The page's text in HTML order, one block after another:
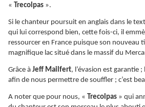
« Trecolpas ».
Si le chanteur poursuit en anglais dans le
qui lui correspond bien, cette fois-ci, il
ressourcer en France puisque son nouveau
magnifique lac situé dans le massif du
Grâce à Jeff Mailfert, l’évasion est garantie
afin de nous permettre de souffler ; c’est
A noter que pour nous, « Trecolpas » qui